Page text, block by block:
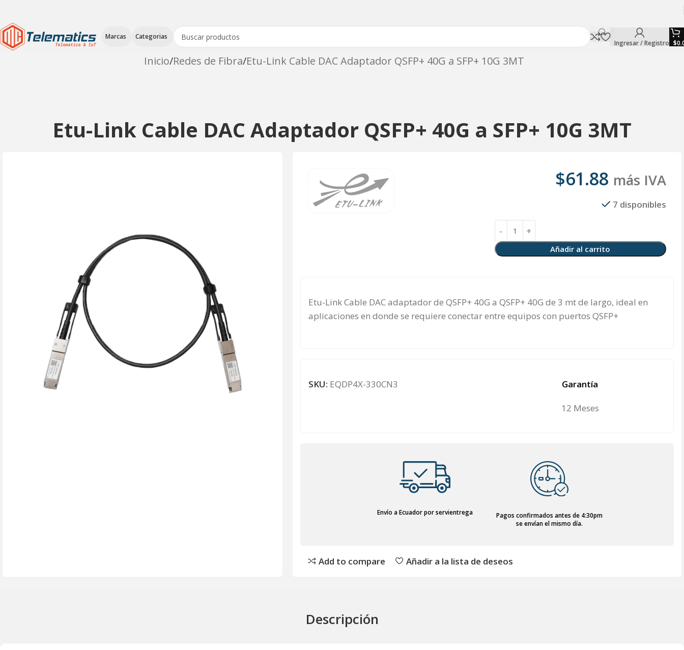
Marcas Categorias
Ingresar / Registro $
Inicio Redes de Fibra Etu-Link Cable DAC Adaptador QSFP+ 40G a SFP+ 10G 3MT
Etu-Link Cable DAC Adaptador QSFP+ 40G a SFP+ 10G 3MT
$61.88 más IVA
7 disponibles
Añadir al carrito
Etu-Link Cable DAC adaptador de QSFP+ 40G a QSFP+ 40G de 3 mt de largo, ideal en
aplicaciones en donde se requiere conectar entre equipos con puertos QSFP+
SKU: EQDP4X-330CN3 Garantía
12 Meses
Envío a Ecuador por servientrega
Pagos confirmados antes de 4:30pm
se envían el mismo día.
Add to compare Añadir a la lista de deseos
Descripción